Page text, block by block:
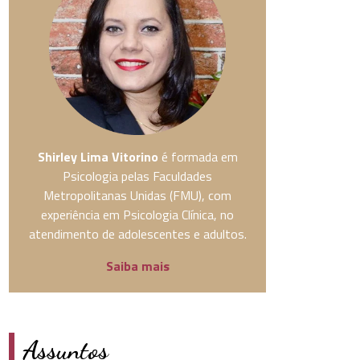
Shirley Lima Vitorino é formada em
Psicologia pelas Faculdades
Metropolitanas Unidas (FMU), com
experiência em Psicologia Clínica, no
atendimento de adolescentes e adultos.
Saiba mais
Assuntos